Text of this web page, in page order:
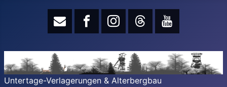
Untertage-Verlagerungen & Alterbergbau